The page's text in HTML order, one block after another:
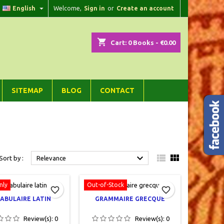
Welcome, Sign in or Create an account
English 
shopping_cart Cart: 0Books - €0.00
SITEMAP BLOG CONTACT
by : Relevance   
LATIN
Review(s):0
favorite_border
Out-of-Stock
GRAMMAIRE GRECQUE
Review(s): 0
favorite_border